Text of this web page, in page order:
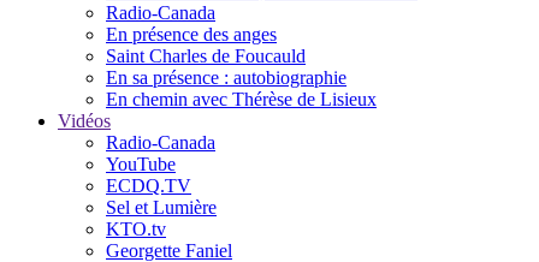
Radio-Canada
En présence des anges
Saint Charles de Foucauld
En sa présence : autobiographie
En chemin avec Thérèse de Lisieux
Vidéos
Radio-Canada
YouTube
ECDQ.TV
Sel et Lumière
KTO.tv
Georgette Faniel